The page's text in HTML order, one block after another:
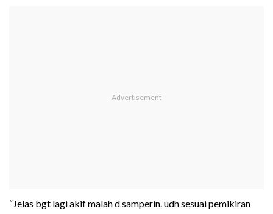
“Jelas bgt lagi akif malah d samperin. udh sesuai pemikiran